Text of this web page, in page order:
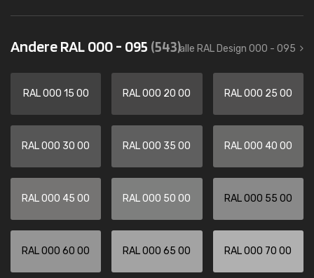
Andere RAL 000 - 095 (543)alle RAL Design 000 - 095
RAL 000 15 00 RAL 000 20 00 RAL 000 25 00
RAL 000 30 00 RAL 000 35 00 RAL 000 40 00
RAL 000 45 00 RAL 000 50 00 RAL 000 55 00
RAL 000 60 00 RAL 000 65 00 RAL 000 70 00